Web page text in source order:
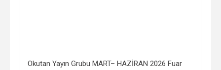
Okutan Yayın Grubu MART– HAZİRAN 2026 Fuar